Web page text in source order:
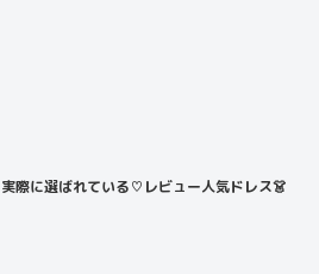
実際に選ばれている♡レビュー人気ドレス👗